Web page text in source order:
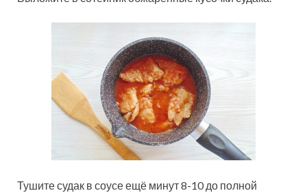
Тушите судак в соусе ещё минут 8-10 до полной